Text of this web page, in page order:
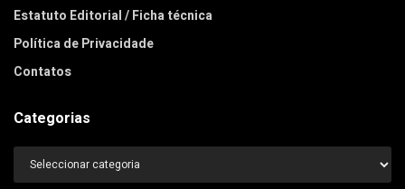
Estatuto Editorial / Ficha técnica
Política de Privacidade
Contatos
Categorias
Categorias